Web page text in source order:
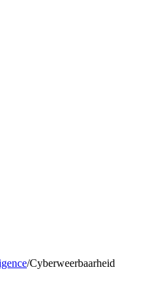
/Cyberweerbaarheid